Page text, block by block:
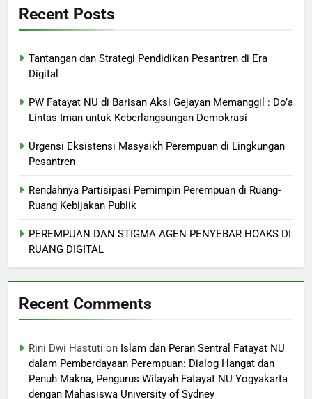
Recent Posts
Tantangan dan Strategi Pendidikan Pesantren di Era
Digital
PW Fatayat NU di Barisan Aksi Gejayan Memanggil : Do’a
Lintas Iman untuk Keberlangsungan Demokrasi
Urgensi Eksistensi Masyaikh Perempuan di Lingkungan
Pesantren
Rendahnya Partisipasi Pemimpin Perempuan di Ruang-
Ruang Kebijakan Publik
PEREMPUAN DAN STIGMA AGEN PENYEBAR HOAKS DI
RUANG DIGITAL
Recent Comments
Rini Dwi Hastuti on Islam dan Peran Sentral Fatayat NU
dalam Pemberdayaan Perempuan: Dialog Hangat dan
Penuh Makna, Pengurus Wilayah Fatayat NU Yogyakarta
dengan Mahasiswa University of Sydney